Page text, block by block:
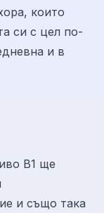
които
си с цел по-
и в
B1 ще
и също така